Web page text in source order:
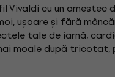
cu un amestec
ușoare și fără
tale de iarnă,
moale după
ca...